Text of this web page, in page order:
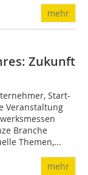
mehr
Zukunft
Start-
Veranstaltung
Branche
Themen,...
mehr